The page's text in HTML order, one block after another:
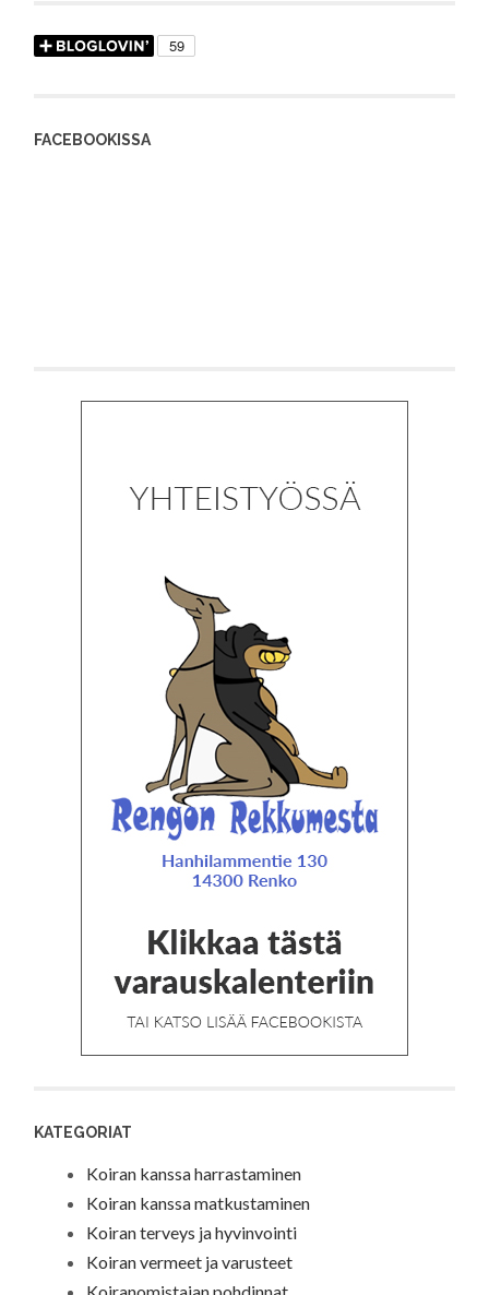
FACEBOOKISSA
KATEGORIAT
Koiran kanssa harrastaminen
Koiran kanssa matkustaminen
Koiran terveys ja hyvinvointi
Koiran vermeet ja varusteet
Koiranomistajan pohdinnat